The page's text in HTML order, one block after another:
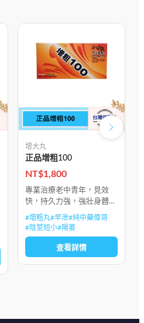
增大丸
正品增粗100
NT$1,800
專業治療老中青年，見效
快，持久力強，強壯身體，
大補元陽，促進陰莖二次發
育，使莖體粗大堅挺。
#增粗丸#早泄#純中藥偉哥
#陰莖短小#陽萎
查看詳情